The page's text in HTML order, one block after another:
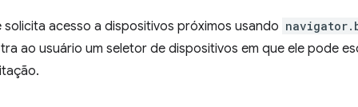
solicita acesso a dispositivos próximos usando
ao usuário um seletor de dispositivos em que ele pode